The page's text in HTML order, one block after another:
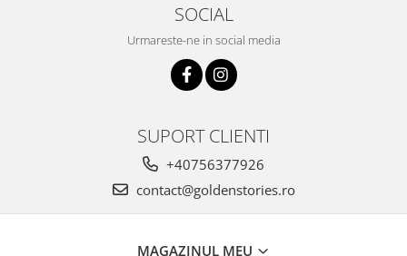
SOCIAL
Urmareste-ne in social media
SUPORT CLIENTI
+40756377926
contact@goldenstories.ro
MAGAZINUL MEU